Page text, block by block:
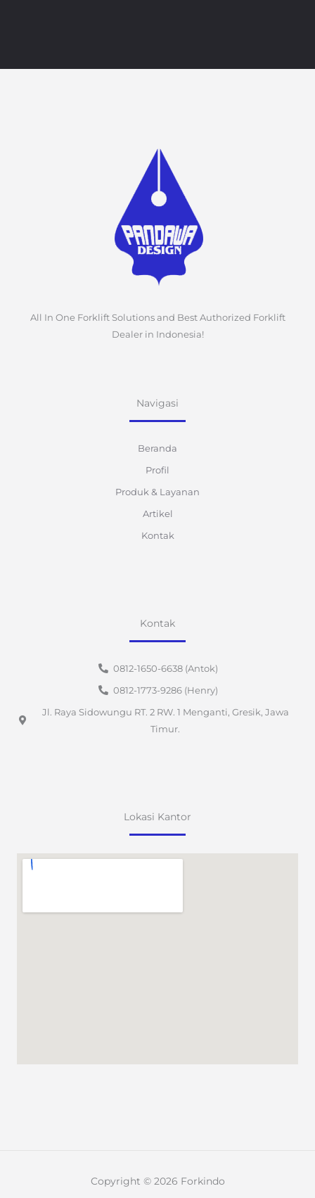
All In One Forklift Solutions and Best Authorized Forklift
Dealer in Indonesia!
Navigasi
Beranda
Profil
Produk & Layanan
Artikel
Kontak
Kontak
0812-1650-6638 (Antok)
0812-1773-9286 (Henry)
Jl. Raya Sidowungu RT. 2 RW. 1 Menganti, Gresik, Jawa
Timur.
Lokasi Kantor
Copyright © 2026 Forkindo